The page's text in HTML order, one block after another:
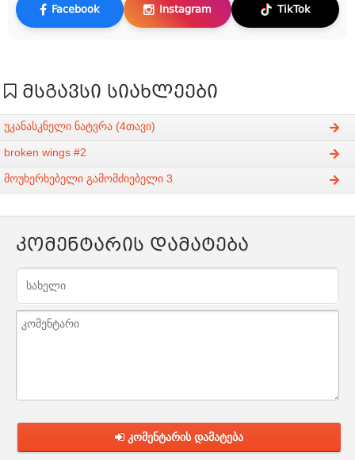
Facebook Instagram TikTok
მსგავსი სიახლეები
უკანასკნელი ნატვრა (4თავი)
broken wings #2
მოუხერხებელი გამომძიებელი 3
კომენტარის დამატება
კომენტარის დამატება